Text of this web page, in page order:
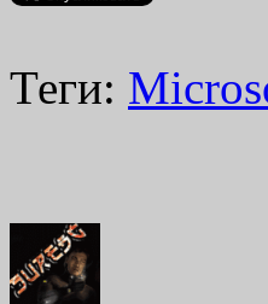
Теги: